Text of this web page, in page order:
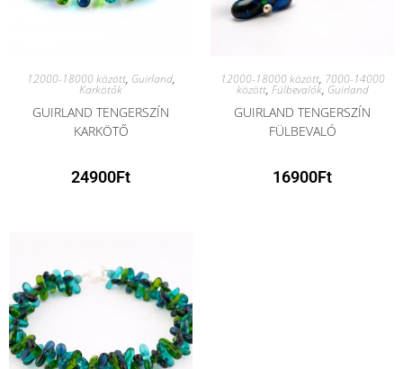
12000-18000 között, Guirland,
Karkötők
GUIRLAND TENGERSZÍN
KARKÖTŐ
24900Ft
12000-18000 között, 7000-14000
között, Fülbevalók, Guirland
GUIRLAND TENGERSZÍN
FÜLBEVALÓ
16900Ft